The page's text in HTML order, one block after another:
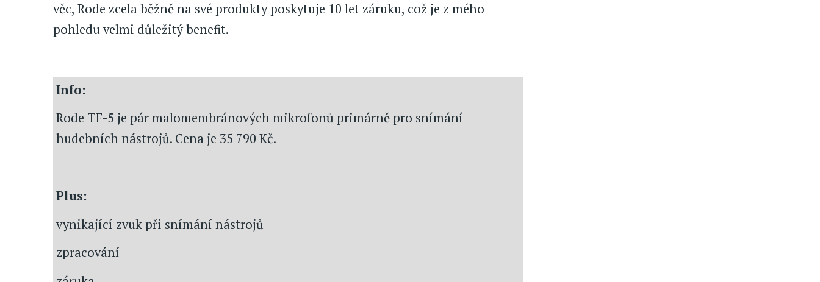
věc, Rode zcela běžně na své produkty poskytuje 10 let záruku, což je z mého
pohledu velmi důležitý benefit.
Info:
Rode TF-5 je pár malomembránových mikrofonů primárně pro snímání
hudebních nástrojů. Cena je 35 790 Kč.
Plus:
vynikající zvuk při snímání nástrojů
zpracování